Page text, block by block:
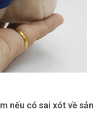
nếu có sai xót về sản